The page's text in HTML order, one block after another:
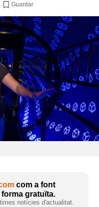
Guardar
com a font
gratuïta.
notícies d'actualitat.